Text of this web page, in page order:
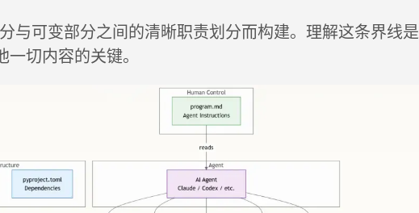
与可变部分之间的清晰职责划分而构建。理解这条界线是
一切内容的关键。